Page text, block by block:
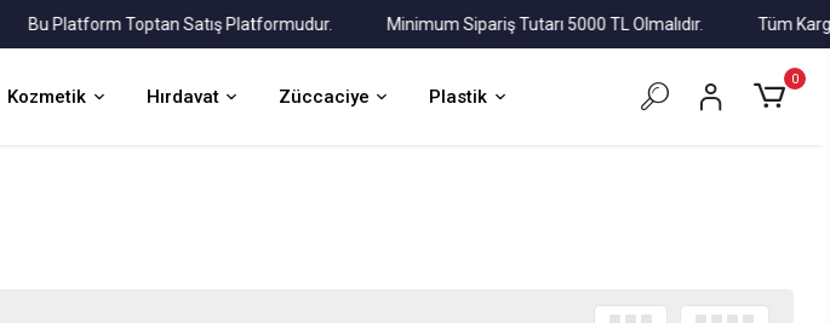
Bu Platform Toptan Satış Platformudur. Minimum Sipariş Tutarı 5000 TL Olmalıdır. Tüm Kargolar
Kozmetik Hırdavat Züccaciye Plastik
0